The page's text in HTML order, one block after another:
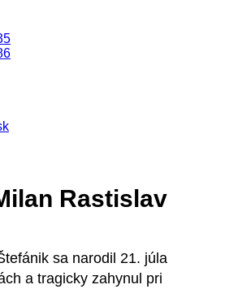
Rastislav
sa narodil 21. júla
a tragicky zahynul pri